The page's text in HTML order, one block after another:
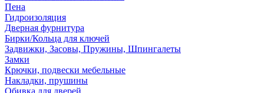
Пена
Гидроизоляция
Дверная фурнитура
Бирки/Кольца для ключей
Задвижки, Засовы, Пружины, Шпингалеты
Замки
Крючки, подвески мебельные
Накладки, прушины
Обивка для дверей